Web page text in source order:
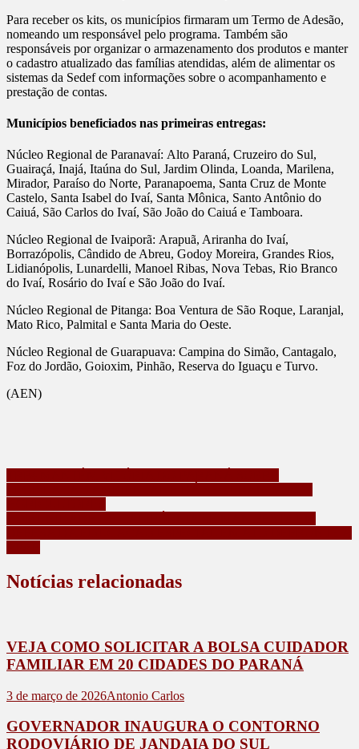
Para receber os kits, os municípios firmaram um Termo de Adesão,
nomeando um responsável pelo programa. Também são
responsáveis por organizar o armazenamento dos produtos e manter
o cadastro atualizado das famílias atendidas, além de alimentar os
sistemas da Sedef com informações sobre o acompanhamento e
prestação de contas.
Municípios beneficiados nas primeiras entregas:
Núcleo Regional de Paranavaí: Alto Paraná, Cruzeiro do Sul,
Guairaçá, Inajá, Itaúna do Sul, Jardim Olinda, Loanda, Marilena,
Mirador, Paraíso do Norte, Paranapoema, Santa Cruz de Monte
Castelo, Santa Isabel do Ivaí, Santa Mônica, Santo Antônio do
Caiuá, São Carlos do Ivaí, São João do Caiuá e Tamboara.
Núcleo Regional de Ivaiporã: Arapuã, Ariranha do Ivaí,
Borrazópolis, Cândido de Abreu, Godoy Moreira, Grandes Rios,
Lidianópolis, Lunardelli, Manoel Ribas, Nova Tebas, Rio Branco
do Ivaí, Rosário do Ivaí e São João do Ivaí.
Núcleo Regional de Pitanga: Boa Ventura de São Roque, Laranjal,
Mato Rico, Palmital e Santa Maria do Oeste.
Núcleo Regional de Guarapuava: Campina do Simão, Cantagalo,
Foz do Jordão, Goioxim, Pinhão, Reserva do Iguaçu e Turvo.
(AEN)
Navegação
de
Post
Notícias relacionadas
VEJA COMO SOLICITAR A BOLSA CUIDADOR
FAMILIAR EM 20 CIDADES DO PARANÁ
3 de março de 2026Antonio Carlos
GOVERNADOR INAUGURA O CONTORNO
RODOVIÁRIO DE JANDAIA DO SUL